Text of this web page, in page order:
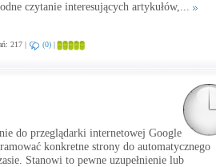
czytanie interesujących artykułów,...
217 | (0) |
do przeglądarki internetowej Google
konkretne strony do automatycznego
Stanowi to pewne uzupełnienie lub